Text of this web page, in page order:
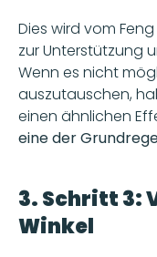
Dies wird vom
zur Unterstützung
Wenn es nicht
auszutauschen,
einen ähnlichen
eine der
3. Schritt 3:
Winkel